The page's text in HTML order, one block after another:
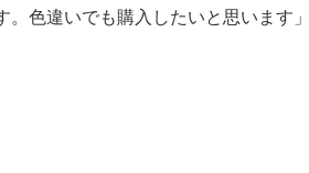
。色違いでも購入したいと思います